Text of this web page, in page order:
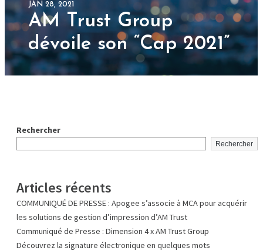
JAN 28, 2021
AM Trust Group
dévoile son “Cap 2021”
Rechercher
Rechercher
Articles récents
COMMUNIQUÉ DE PRESSE : Apogee s’associe à MCA pour acquérir
les solutions de gestion d’impression d’AM Trust
Communiqué de Presse : Dimension 4 x AM Trust Group
Découvrez la signature électronique en quelques mots